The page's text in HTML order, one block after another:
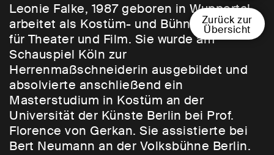
Zurück zur
Übersicht
Leonie Falke, 1987 geboren in Wuppertal,
arbeitet als Kostüm- und Bühnenbildnerin
für Theater und Film. Sie wurde am
Schauspiel Köln zur
Herrenmaßschneiderin ausgebildet und
absolvierte anschließend ein
Masterstudium in Kostüm an der
Universität der Künste Berlin bei Prof.
Florence von Gerkan. Sie assistierte bei
Bert Neumann an der Volksbühne Berlin.